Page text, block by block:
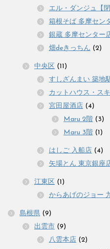
エル・ダンジュ【閉
箱根そば 多摩セン
銀蔵 多摩センター
畑deきっちん (2)
中央区 (11)
すしざんまい 築地
カットハウス・ス
宮田屋酒店 (4)
Maru 2階 (3)
Maru 3階 (1)
はしご 入船店 (4)
矢場とん 東京銀座
江東区 (1)
からあげのジョー
島根県 (9)
出雲市 (9)
八雲本店 (2)